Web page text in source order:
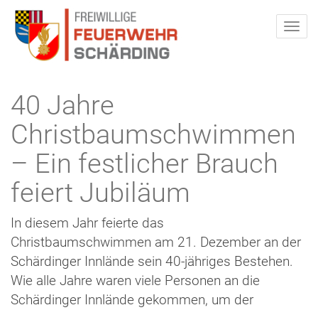
40 Jahre
Christbaumschwimmen
– Ein festlicher Brauch
feiert Jubiläum
In diesem Jahr feierte das
Christbaumschwimmen am 21. Dezember an der
Schärdinger Innlände sein 40-jähriges Bestehen.
Wie alle Jahre waren viele Personen an die
Schärdinger Innlände gekommen, um der